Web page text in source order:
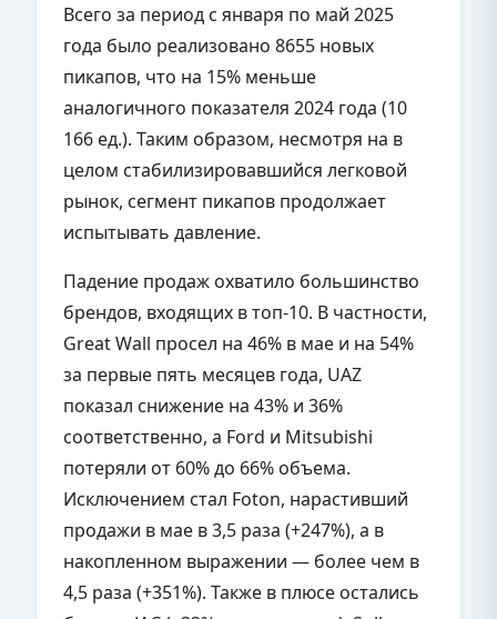
Всего за период с января по май 2025
года было реализовано 8655 новых
пикапов, что на 15% меньше
аналогичного показателя 2024 года (10
166 ед.). Таким образом, несмотря на в
целом стабилизировавшийся легковой
рынок, сегмент пикапов продолжает
испытывать давление.
Падение продаж охватило большинство
брендов, входящих в топ-10. В частности,
Great Wall просел на 46% в мае и на 54%
за первые пять месяцев года, UAZ
показал снижение на 43% и 36%
соответственно, а Ford и Mitsubishi
потеряли от 60% до 66% объема.
Исключением стал Foton, нарастивший
продажи в мае в 3,5 раза (+247%), а в
накопленном выражении — более чем в
4,5 раза (+351%). Также в плюсе остались